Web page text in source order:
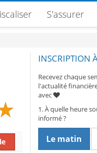
S'assurer
INSCRIPTION
Recevez chaque
l'actualité
avec
1. À quelle heure
informé ?
Le matin